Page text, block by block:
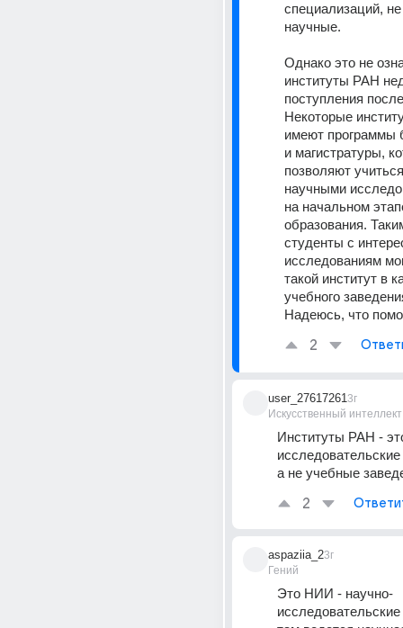
специализаций, не
научные.
Однако это не
институты РАН
поступления
Некоторые
имеют программы
и магистратуры,
позволяют
научными
на начальном
образования.
студенты с
исследованиям
такой институт в
учебного
Надеюсь, что
2
user_27617261
Искусственный интеллект
3г
Институты РАН -
а не учебные
2
aspaziia_2
Гений
3г
Это НИИ - научно-